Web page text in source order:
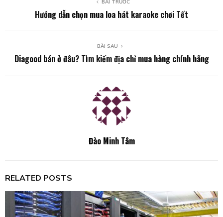
BÀI TRƯỚC
Hướng dẫn chọn mua loa hát karaoke chơi Tết
BÀI SAU
Diagood bán ở đâu? Tìm kiếm địa chỉ mua hàng chính hãng
Đào Minh Tâm
RELATED POSTS